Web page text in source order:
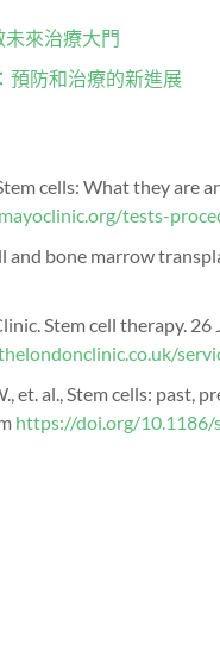
來治療大門
預防和治療的新進展
cells: What they are
tests-
and bone marrow
Stem cell therapy.
et. al., Stem cells: past,
https://doi.org/